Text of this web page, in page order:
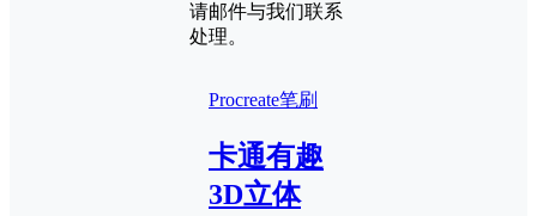
请邮件与我们联系
处理。
Procreate笔刷
卡通有趣
3D立体